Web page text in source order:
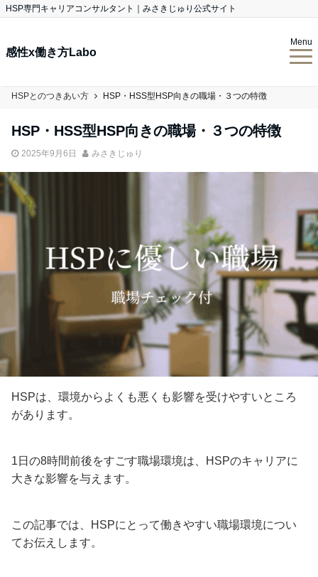
HSP専門キャリアコンサルタント｜みさきじゅり公式サイト
感性x働き方Labo
Menu
HSPとのつきあい方 HSP・HSS型HSP向きの職場・３つの特徴
HSP・HSS型HSP向きの職場・３つの特徴
2025年9月6日 みさきじゅり
HSPは、環境からよくも悪くも影響を受けやすいところ
があります。
1日の8時間前後をすごす職場環境は、HSPのキャリアに
大きな影響を与えます。
この記事では、HSPにとって働きやすい職場環境につい
てお伝えします。